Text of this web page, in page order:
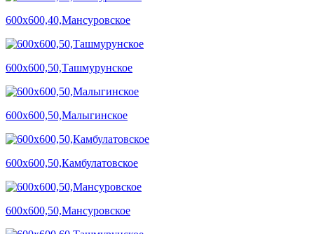
600х600,40,Мансуровское
600х600,50,Ташмурунское
600х600,50,Малыгинское
600х600,50,Камбулатовское
600х600,50,Мансуровское